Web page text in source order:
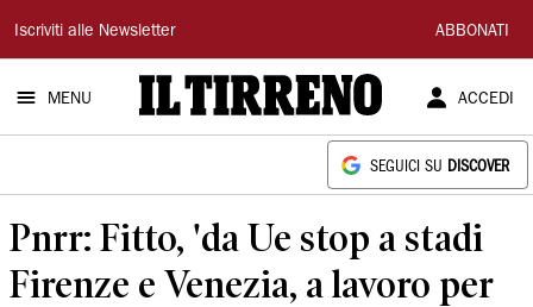
Il
Tirreno
Iscriviti alle Newsletter ABBONATI
MENU ACCEDI
SEGUICI SU DISCOVER
Pnrr: Fitto, 'da Ue stop a stadi
Firenze e Venezia, a lavoro per